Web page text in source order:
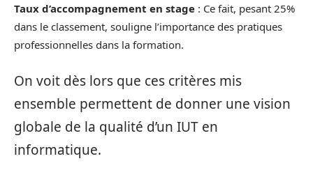
Taux d’accompagnement en stage : Ce fait, pesant 25%
dans le classement, souligne l’importance des pratiques
professionnelles dans la formation.
On voit dès lors que ces critères mis
ensemble permettent de donner une vision
globale de la qualité d’un IUT en
informatique.